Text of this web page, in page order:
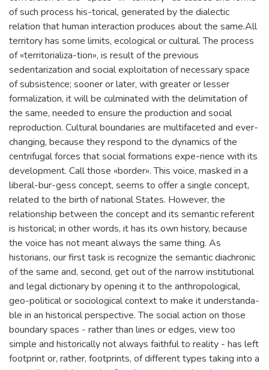
of such process his-torical, generated by the dialectic
relation that human interaction produces about the same.All
territory has some limits, ecological or cultural. The process
of «territorializa-tion», is result of the previous
sedentarization and social exploitation of necessary space
of subsistence; sooner or later, with greater or lesser
formalization, it will be culminated with the delimitation of
the same, needed to ensure the production and social
reproduction. Cultural boundaries are multifaceted and ever-
changing, because they respond to the dynamics of the
centrifugal forces that social formations expe-rience with its
development. Call those «border». This voice, masked in a
liberal-bur-gess concept, seems to offer a single concept,
related to the birth of national States. However, the
relationship between the concept and its semantic referent
is historical; in other words, it has its own history, because
the voice has not meant always the same thing. As
historians, our first task is recognize the semantic diachronic
of the same and, second, get out of the narrow institutional
and legal dictionary by opening it to the anthropological,
geo-political or sociological context to make it understanda-
ble in an historical perspective. The social action on those
boundary spaces - rather than lines or edges, view too
simple and historically not always faithful to reality - has left
footprint or, rather, footprints, of different types taking into a